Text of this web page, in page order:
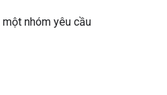
nhóm yêu cầu